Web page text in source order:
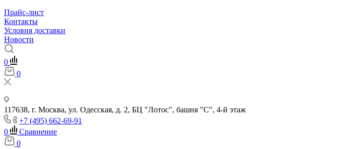
Прайс-лист
Контакты
Условия доставки
Новости
0
0
117638, г. Москва, ул. Одесская, д. 2, БЦ "Лотос", башня "С", 4-й этаж
+7 (495) 662-69-91
0
Сравнение
0